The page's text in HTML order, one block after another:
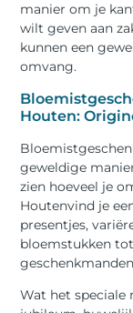
manier om je
wilt geven aan
kunnen een
omvang.
Houten:
geweldige
zien hoeveel je
Houtenvind je
presentjes,
bloemstukken
Wat het speciale